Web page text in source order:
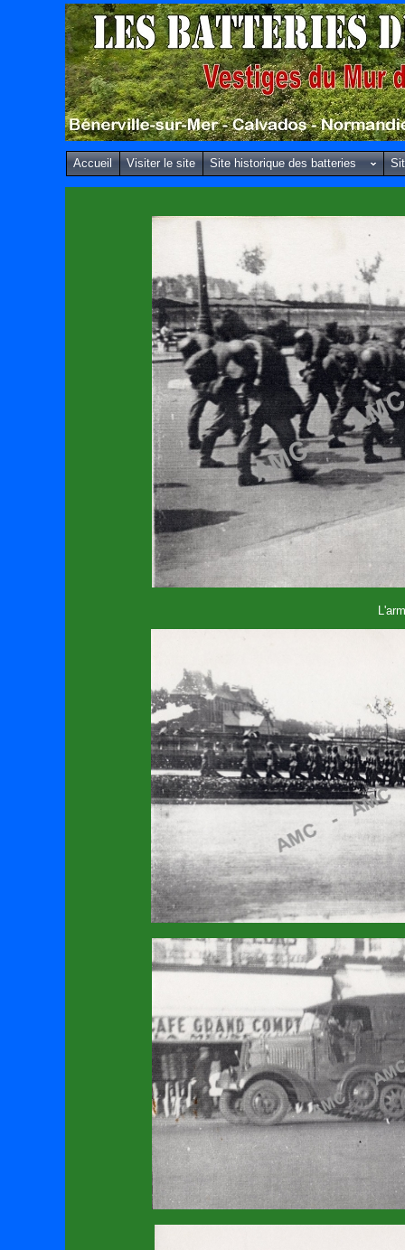
Accueil Visiter le site Site historique des batteries